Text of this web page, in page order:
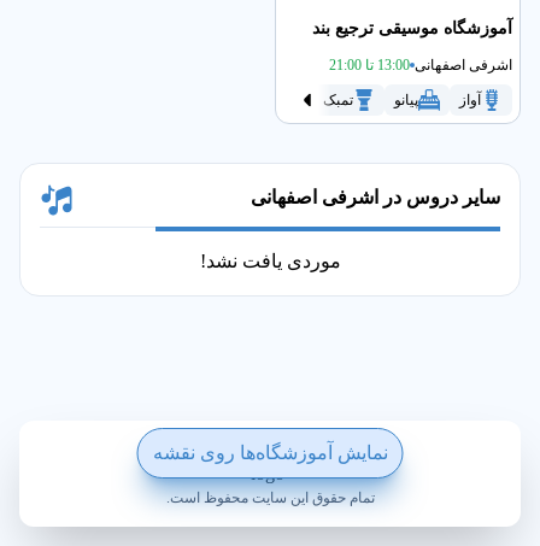
سایر دروس در اشرفی اصفهانی
موردی یافت نشد!
آموزشگاه موسیقی ترجیع بند
اشرفی اصفهانی 13:00 تا 21:00
آواز پیانو تمبک
نمایش آموزشگاه‌ها روی نقشه
ساخته شده با ❤️ در ویکی پلاس
تمام حقوق این سایت محفوظ است.